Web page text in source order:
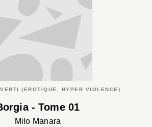
(EROTIQUE, HYPER VIOLENCE)
- Tome 01
Milo Manara